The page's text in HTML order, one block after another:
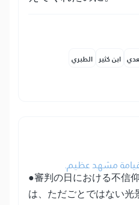
ابن كثير الطبري
مشهد عظيم.
●審判の日における不信
は、ただごとではない光